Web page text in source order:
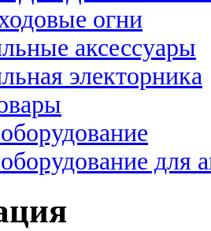
огни
аксессуары
электорника
для